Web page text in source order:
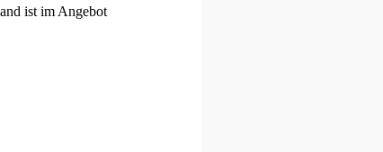
ist im Angebot